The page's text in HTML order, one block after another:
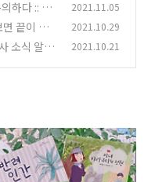
하다 :: 20
2021.11.05
끝이 있
2021.10.29
소식 알려
2021.10.21